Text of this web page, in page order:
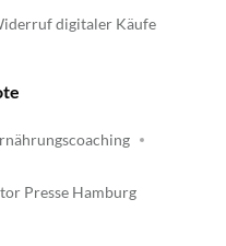
digitaler Käufe
Presse Hamburg